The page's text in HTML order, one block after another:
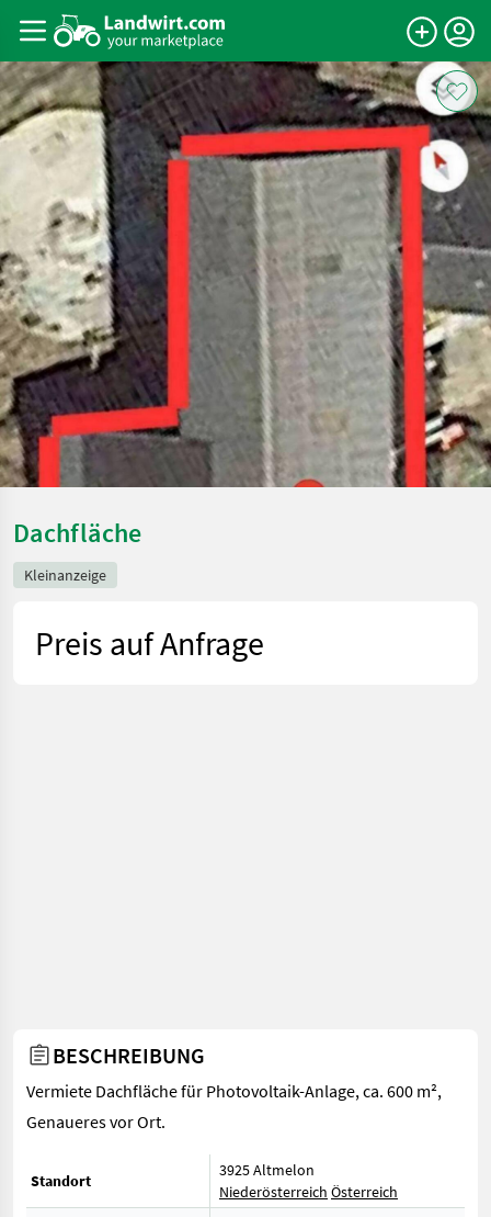
Dachfläche
Kleinanzeige
Preis auf Anfrage
BESCHREIBUNG
Vermiete Dachfläche für Photovoltaik-Anlage, ca. 600 m²,
Genaueres vor Ort.
Standort
3925 Altmelon
Niederösterreich Österreich